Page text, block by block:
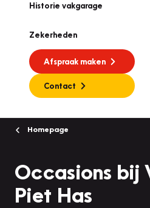
Historie vakgarage
Zekerheden
Afspraak maken
Contact
Homepage
Occasions bij
Piet Has